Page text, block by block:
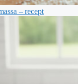
– recept